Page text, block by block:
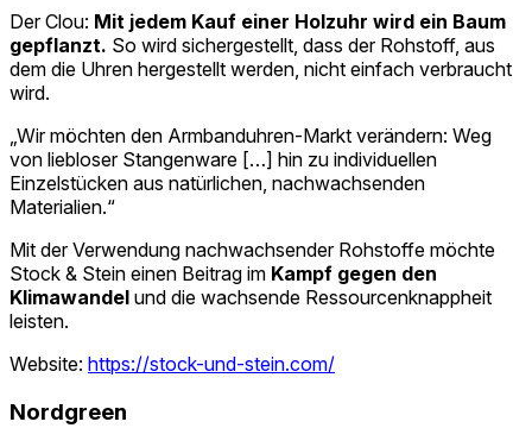
Der Clou: Mit jedem Kauf einer Holzuhr wird ein Baum
gepflanzt. So wird sichergestellt, dass der Rohstoff, aus
dem die Uhren hergestellt werden, nicht einfach verbraucht
wird.
„Wir möchten den Armbanduhren-Markt verändern: Weg
von liebloser Stangenware […] hin zu individuellen
Einzelstücken aus natürlichen, nachwachsenden
Materialien.“
Mit der Verwendung nachwachsender Rohstoffe möchte
Stock & Stein einen Beitrag im Kampf gegen den
Klimawandel und die wachsende Ressourcenknappheit
leisten.
Website: https://stock-und-stein.com/
Nordgreen